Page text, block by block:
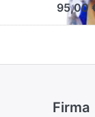
95,00
Firma